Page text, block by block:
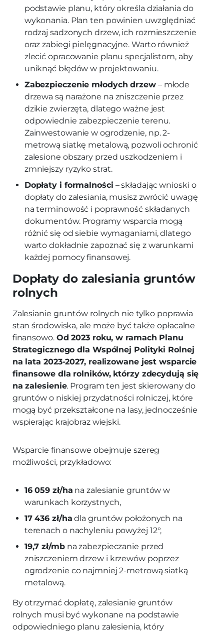
podstawie planu, który określa działania do
wykonania. Plan ten powinien uwzględniać
rodzaj sadzonych drzew, ich rozmieszczenie
oraz zabiegi pielęgnacyjne. Warto również
zlecić opracowanie planu specjalistom, aby
uniknąć błędów w projektowaniu.
Zabezpieczenie młodych drzew– młode
drzewa są narażone na zniszczenie przez
dzikie zwierzęta, dlatego ważne jest
odpowiednie zabezpieczenie terenu.
Zainwestowanie w ogrodzenie, np. 2-
metrową siatkę metalową, pozwoli ochronić
zalesione obszary przed uszkodzeniem i
zmniejszy ryzyko strat.
Dopłaty i formalności – składając wnioski o
dopłaty do zalesiania, musisz zwrócić uwagę
na terminowość i poprawność składanych
dokumentów. Programy wsparcia mogą
różnić się od siebie wymaganiami, dlatego
warto dokładnie zapoznać się z warunkami
każdej pomocy finansowej.
Dopłaty do zalesiania gruntów
rolnych
Zalesianie gruntów rolnych nie tylko poprawia
stan środowiska, ale może być także opłacalne
finansowo. Od 2023 roku, w ramach Planu
Strategicznego dla Wspólnej Polityki Rolnej
na lata 2023-2027, realizowane jest wsparcie
finansowe dla rolników, którzy zdecydują się
na zalesienie. Program ten jest skierowany do
gruntów o niskiej przydatności rolniczej, które
mogą być przekształcone na lasy, jednocześnie
wspierając krajobraz wiejski.
Wsparcie finansowe obejmuje szereg
możliwości, przykładowo:
16 059 zł/ha na zalesianie gruntów w
warunkach korzystnych,
17 436 zł/ha dla gruntów położonych na
terenach o nachyleniu powyżej 12°,
19,7 zł/mbna zabezpieczanie przed
zniszczeniem drzew i krzewów poprzez
ogrodzenie co najmniej 2-metrową siatką
metalową.
By otrzymać dopłatę, zalesianie gruntów
rolnych musi być wykonane na podstawie
odpowiedniego planu zalesienia, który